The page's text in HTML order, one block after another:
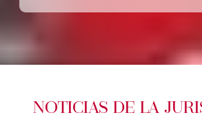
NOTICIAS DE LA